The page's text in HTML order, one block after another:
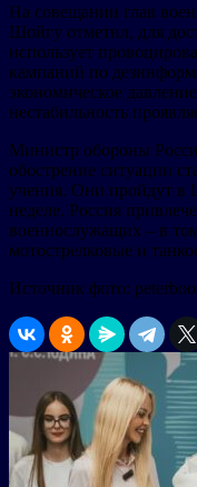
На совещании глав
Шойгу отметил, для
использует
кампаний по
экономическое
нестабильность
Министр обороны
обострение ситуации
учения. Они пройдут в
неделе. Россия
военнослужащих – в
мотострелковые и
Источник фото: